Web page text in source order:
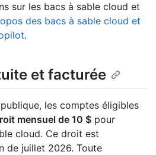
sur les bacs à sable cloud et
des bacs à sable cloud et
.
et facturée
les comptes éligibles
mensuel de 10 $ pour
cloud. Ce droit est
de juillet 2026. Toute